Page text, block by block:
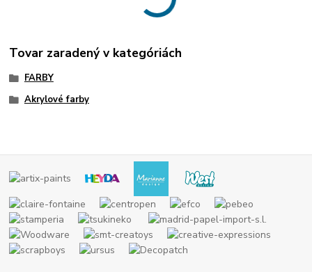
Tovar zaradený v kategóriách
FARBY
Akrylové farby